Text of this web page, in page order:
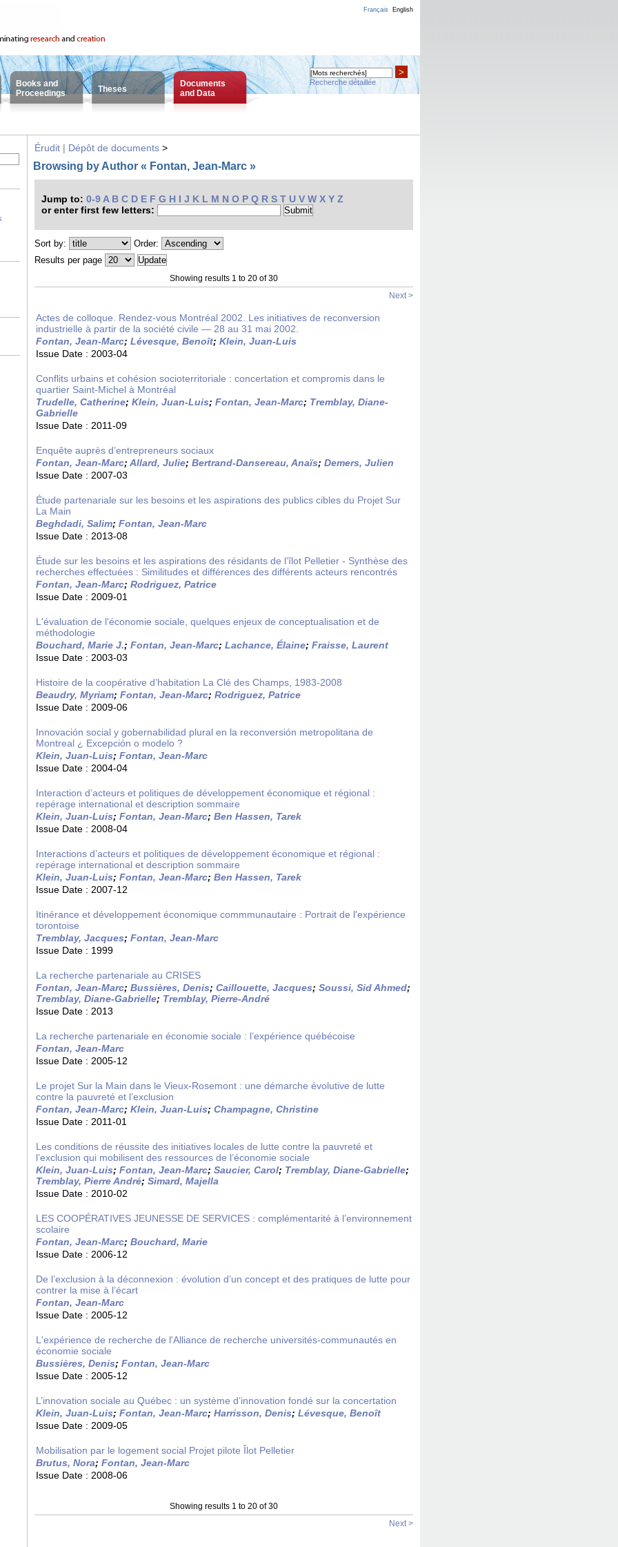
Français English
Books and
Proceedings
Theses
Documents
and Data
>
Recherche détaillée
Érudit | Dépôt de documents >
Browsing by Author « Fontan, Jean-Marc »
Jump to: 0-9 A B C D E F G H I J K L M N O P Q R S T U V W X Y Z
or enter first few letters:
Sort by:
Order:
Results per page
Showing results 1 to 20 of 30
Next >
Actes de colloque. Rendez-vous Montréal 2002. Les initiatives de reconversion
industrielle à partir de la société civile — 28 au 31 mai 2002.
Fontan, Jean-Marc; Lévesque, Benoît; Klein, Juan-Luis
Issue Date : 2003-04
Conflits urbains et cohésion socioterritoriale : concertation et compromis dans le
quartier Saint-Michel à Montréal
Trudelle, Catherine; Klein, Juan-Luis; Fontan, Jean-Marc; Tremblay, Diane-
Gabrielle
Issue Date : 2011-09
Enquête auprès d’entrepreneurs sociaux
Fontan, Jean-Marc; Allard, Julie; Bertrand-Dansereau, Anaïs; Demers, Julien
Issue Date : 2007-03
Étude partenariale sur les besoins et les aspirations des publics cibles du Projet Sur
La Main
Beghdadi, Salim; Fontan, Jean-Marc
Issue Date : 2013-08
Étude sur les besoins et les aspirations des résidants de l’îlot Pelletier - Synthèse des
recherches effectuées : Similitudes et différences des différents acteurs rencontrés
Fontan, Jean-Marc; Rodriguez, Patrice
Issue Date : 2009-01
L'évaluation de l'économie sociale, quelques enjeux de conceptualisation et de
méthodologie
Bouchard, Marie J.; Fontan, Jean-Marc; Lachance, Élaine; Fraisse, Laurent
Issue Date : 2003-03
Histoire de la coopérative d’habitation La Clé des Champs, 1983-2008
Beaudry, Myriam; Fontan, Jean-Marc; Rodriguez, Patrice
Issue Date : 2009-06
Innovación social y gobernabilidad plural en la reconversión metropolitana de
Montreal ¿ Excepción o modelo ?
Klein, Juan-Luis; Fontan, Jean-Marc
Issue Date : 2004-04
Interaction d’acteurs et politiques de développement économique et régional :
repérage international et description sommaire
Klein, Juan-Luis; Fontan, Jean-Marc; Ben Hassen, Tarek
Issue Date : 2008-04
Interactions d’acteurs et politiques de développement économique et régional :
repérage international et description sommaire
Klein, Juan-Luis; Fontan, Jean-Marc; Ben Hassen, Tarek
Issue Date : 2007-12
Itinérance et développement économique commmunautaire : Portrait de l'expérience
torontoise
Tremblay, Jacques; Fontan, Jean-Marc
Issue Date : 1999
La recherche partenariale au CRISES
Fontan, Jean-Marc; Bussières, Denis; Caillouette, Jacques; Soussi, Sid Ahmed;
Tremblay, Diane-Gabrielle; Tremblay, Pierre-André
Issue Date : 2013
La recherche partenariale en économie sociale : l’expérience québécoise
Fontan, Jean-Marc
Issue Date : 2005-12
Le projet Sur la Main dans le Vieux-Rosemont : une démarche évolutive de lutte
contre la pauvreté et l’exclusion
Fontan, Jean-Marc; Klein, Juan-Luis; Champagne, Christine
Issue Date : 2011-01
Les conditions de réussite des initiatives locales de lutte contre la pauvreté et
l’exclusion qui mobilisent des ressources de l’économie sociale
Klein, Juan-Luis; Fontan, Jean-Marc; Saucier, Carol; Tremblay, Diane-Gabrielle;
Tremblay, Pierre André; Simard, Majella
Issue Date : 2010-02
LES COOPÉRATIVES JEUNESSE DE SERVICES : complémentarité à l’environnement
scolaire
Fontan, Jean-Marc; Bouchard, Marie
Issue Date : 2006-12
De l’exclusion à la déconnexion : évolution d’un concept et des pratiques de lutte pour
contrer la mise à l’écart
Fontan, Jean-Marc
Issue Date : 2005-12
L'expérience de recherche de l'Alliance de recherche universités-communautés en
économie sociale
Bussières, Denis; Fontan, Jean-Marc
Issue Date : 2005-12
L’innovation sociale au Québec : un système d’innovation fondé sur la concertation
Klein, Juan-Luis; Fontan, Jean-Marc; Harrisson, Denis; Lévesque, Benoît
Issue Date : 2009-05
Mobilisation par le logement social Projet pilote Îlot Pelletier
Brutus, Nora; Fontan, Jean-Marc
Issue Date : 2008-06
Showing results 1 to 20 of 30
Next >